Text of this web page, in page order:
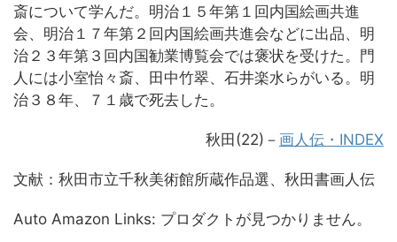
斎について学んだ。明治１５年第１回内国絵画共進
会、明治１７年第２回内国絵画共進会などに出品、明
治２３年第３回内国勧業博覧会では褒状を受けた。門
人には小室怡々斎、田中竹翠、石井楽水らがいる。明
治３８年、７１歳で死去した。
秋田(22)－ 画人伝・INDEX
文献：秋田市立千秋美術館所蔵作品選、秋田書画人伝
Auto Amazon Links: プロダクトが見つかりません。